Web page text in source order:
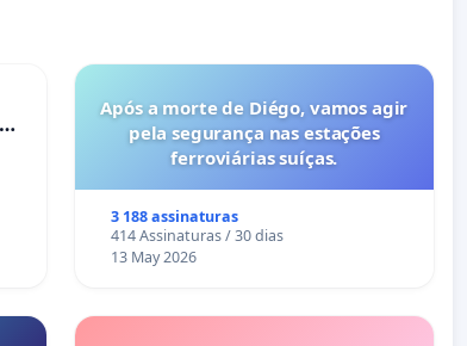
Após a morte de Diégo, vamos agir
pela segurança nas estações
ferroviárias suíças.
3 188 assinaturas
414 Assinaturas / 30 dias
13 May 2026